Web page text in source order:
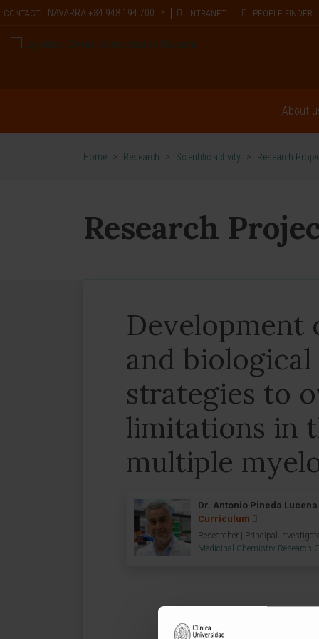
CONTACT NAVARRA +34 948 194 700 INTRANET PEOPLE FINDER
About
Home > Research > Scientific activity > Research
Research
Development
and
strategies to
limitations in
multiple
Dr. Antonio Pineda Lucena
Curriculum
Researcher | Principal
Medicinal Chemistry Research